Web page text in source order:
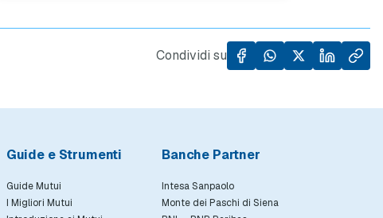
nell'ultimo biennio.
però
Condividi su
Guide e Strumenti
Guide Mutui
I Migliori Mutui
Banche Partner
Intesa Sanpaolo
Monte dei Paschi di Siena